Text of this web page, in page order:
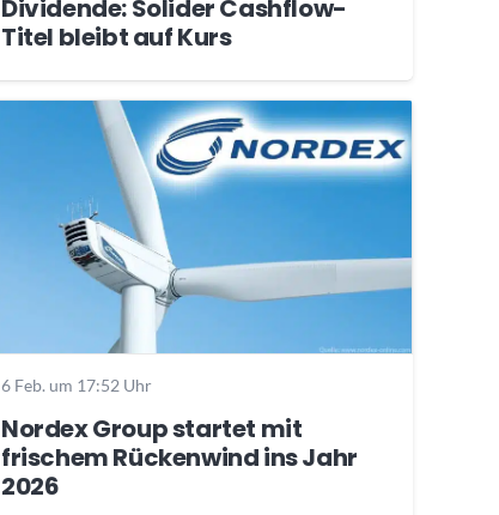
Dividende: Solider Cashflow-
Titel bleibt auf Kurs
6 Feb. um 17:52 Uhr
Nordex Group startet mit
frischem Rückenwind ins Jahr
2026